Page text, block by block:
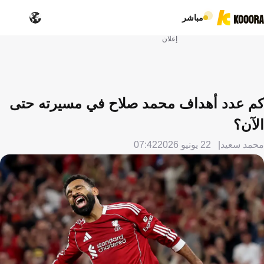
مباشر
إعلان
كم عدد أهداف محمد صلاح في مسيرته حتى
الآن؟
محمد سعيد 22 يونيو 2026 07:42